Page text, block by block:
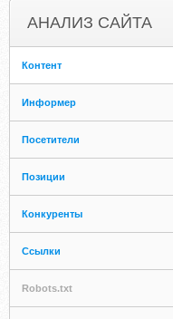
АНАЛИЗ САЙТА
Контент
Информер
Посетители
Позиции
Конкуренты
Ссылки
Robots.txt